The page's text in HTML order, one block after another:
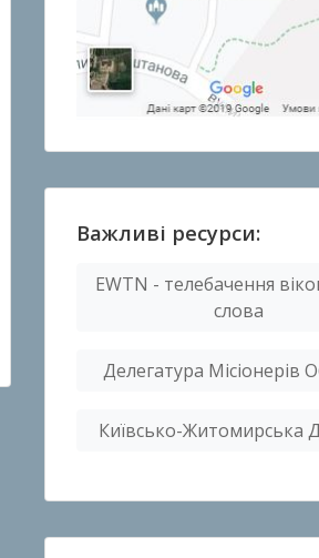
Важливі ресурси:
EWTN - телебачення
слова
Делегатура Місіонерів
Київсько-Житомирська